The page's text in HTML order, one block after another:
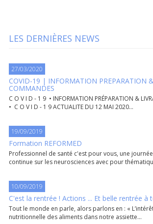
LES DERNIÈRES NEWS
27/03/2020
COVID-19 | INFORMATION PREPARATION
COMMANDES
C O V I D - 1 9 • INFORMATION PRÉPARATION &
• C O V I D - 1 9 ACTUALITE DU 12 MAI 2020...
19/09/2019
Formation REFORMED
Professionnel de santé c'est pour vous, une
continue sur les neurosciences avec pour
10/09/2019
C'est la rentrée ! Actions ... Et belle rentrée à
Tout le monde en parle, alors parlons en : «
nutritionnelle des aliments dans notre assiette...